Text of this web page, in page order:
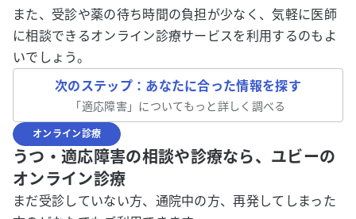
また、受診や薬の待ち時間の負担が少なく、気軽に医師
に相談できるオンライン診療サービスを利用するのもよ
いでしょう。
次のステップ：あなたに合った情報を探す
「適応障害 」についてもっと詳しく調べる
オンライン診療
うつ・適応障害の相談や診療なら、ユビーの
オンライン診療
まだ受診していない方、通院中の方、再発してしまった